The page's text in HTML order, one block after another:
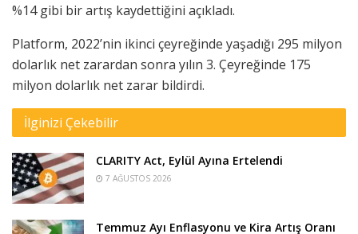
%14 gibi bir artış kaydettiğini açıkladı.
Platform, 2022’nin ikinci çeyreğinde yaşadığı 295 milyon
dolarlık net zarardan sonra yılın 3. Çeyreğinde 175
milyon dolarlık net zarar bildirdi.
İlginizi Çekebilir
CLARITY Act, Eylül Ayına Ertelendi
7 AĞUSTOS 2026
Temmuz Ayı Enflasyonu ve Kira Artış Oranı